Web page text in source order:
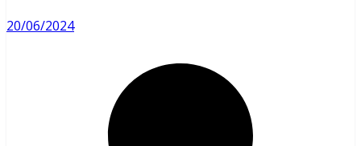
20/06/2024